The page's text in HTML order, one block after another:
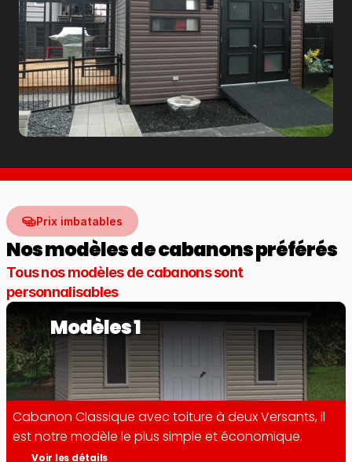
Prix imbatables
Nos modèles de cabanons préférés
Tous nos modèles de cabanons sont
personnalisables
Modèles 1
Cabanon Classique avec toiture à deux Versants, il
est notre modèle le plus simple et économique.
Voir les détails